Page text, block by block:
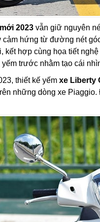
2023 vẫn giữ nguyên
cảm hứng từ đường nét
kết hợp cùng họa tiết
trước nhằm tạo cái
thiết kế yếm xe Liberty
những dòng xe